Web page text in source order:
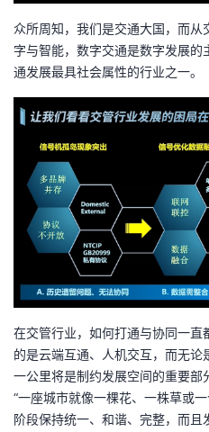
众所周知，我们是交通大国，而
字与智能，数字交通是数字发展
通发展最具社会属性的行业之一。
在交管行业，如何打通与协同一直
的是云端互通、人机交互，而无
一公里将是制约发展空间的重要部
“一座城市就像一棵花、一株草或
阶段保持统一、和谐、完整，而且